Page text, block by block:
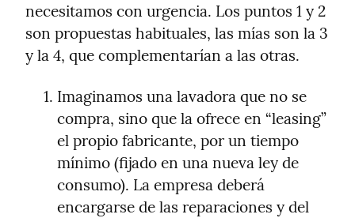
necesitamos con urgencia. Los puntos 1 y 2
son propuestas habituales, las mías son la 3
y la 4, que complementarían a las otras.
Imaginamos una lavadora que no se
compra, sino que la ofrece en “leasing”
el propio fabricante, por un tiempo
mínimo (fijado en una nueva ley de
consumo). La empresa deberá
encargarse de las reparaciones y del